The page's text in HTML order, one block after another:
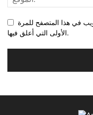
في هذا المتصفح للمرة
الأولى التي أعلق فيها.